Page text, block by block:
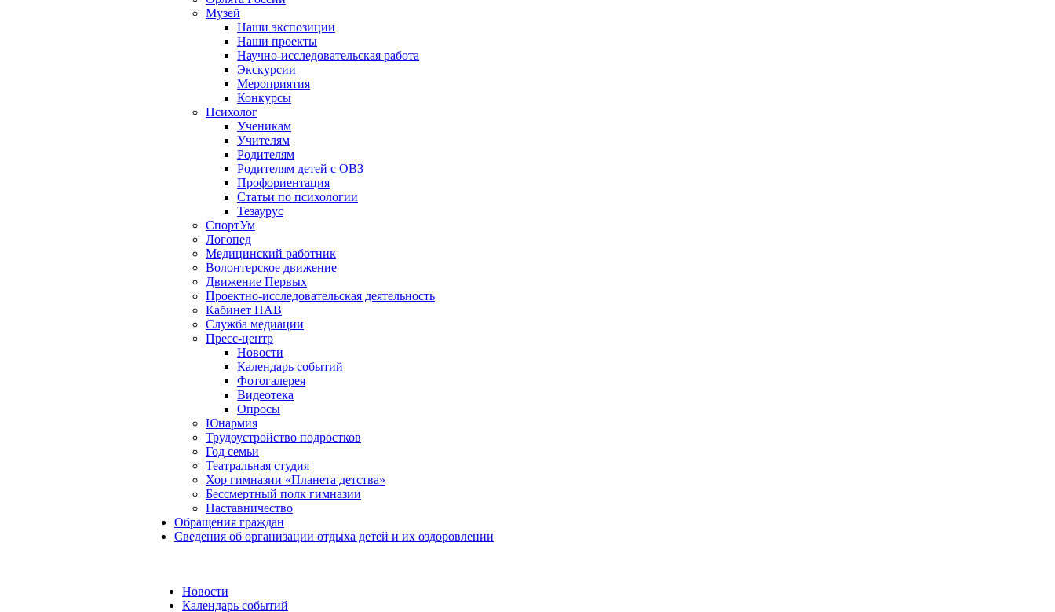
Музей
Наши экспозиции
Наши проекты
Научно-исследовательская работа
Экскурсии
Мероприятия
Конкурсы
Психолог
Ученикам
Учителям
Родителям
Родителям детей с ОВЗ
Профориентация
Статьи по психологии
Тезаурус
СпортУм
Логопед
Медицинский работник
Волонтерское движение
Движение Первых
Проектно-исследовательская деятельность
Кабинет ПАВ
Служба медиации
Пресс-центр
Новости
Календарь событий
Фотогалерея
Видеотека
Опросы
Юнармия
Трудоустройство подростков
Год семьи
Театральная студия
Хор гимназии «Планета детства»
Бессмертный полк гимназии
Наставничество
Обращения граждан
Сведения об организации отдыха детей и их оздоровлении
Новости
Календарь событий